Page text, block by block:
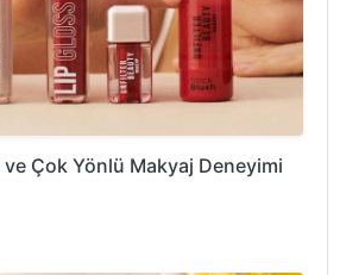
Çok Yönlü Makyaj Deneyimi